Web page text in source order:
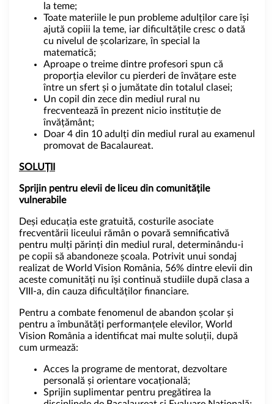
la teme;
Toate materiile le pun probleme adulților care își
ajută copiii la teme, iar dificultățile cresc o dată
cu nivelul de școlarizare, în special la
matematică;
Aproape o treime dintre profesori spun că
proporția elevilor cu pierderi de învățare este
între un sfert și o jumătate din totalul clasei;
Un copil din zece din mediul rural nu
frecventează în prezent nicio instituție de
învățământ;
Doar 4 din 10 adulți din mediul rural au examenul
promovat de Bacalaureat.
SOLUȚII
Sprijin pentru elevii de liceu din comunitățile
vulnerabile
Deși educația este gratuită, costurile asociate
frecventării liceului rămân o povară semnificativă
pentru mulți părinți din mediul rural, determinându-i
pe copii să abandoneze școala. Potrivit unui sondaj
realizat de World Vision România, 56% dintre elevii din
aceste comunități nu își continuă studiile după clasa a
VIII-a, din cauza dificultăților financiare.
Pentru a combate fenomenul de abandon școlar și
pentru a îmbunătăți performanțele elevilor, World
Vision România a identificat mai multe soluții, după
cum urmează:
Acces la programe de mentorat, dezvoltare
personală și orientare vocațională;
Sprijin suplimentar pentru pregătirea la